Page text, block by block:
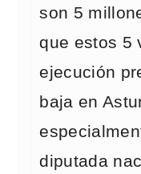
son 5
que estos 5
ejecución
baja en
diputada